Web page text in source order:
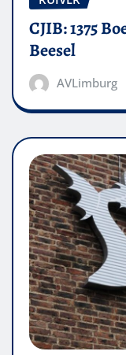
CJIB: 1375
Beesel
AVLimburg